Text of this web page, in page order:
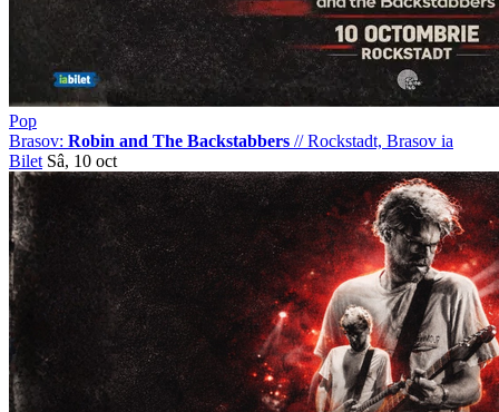
Pop
Brasov: Robin and The Backstabbers //Rockstadt, Brasov ia
Bilet Sâ, 10 oct